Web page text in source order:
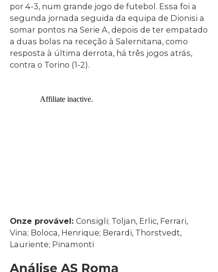
por 4-3, num grande jogo de futebol. Essa foi a
segunda jornada seguida da equipa de Dionisi a
somar pontos na Serie A, depois de ter empatado
a duas bolas na receção à Salernitana, como
resposta à última derrota, há três jogos atrás,
contra o Torino (1-2).
Onze provável: Consigli; Toljan, Erlic, Ferrari,
Vina; Boloca, Henrique; Berardi, Thorstvedt,
Lauriente; Pinamonti
Análise AS Roma